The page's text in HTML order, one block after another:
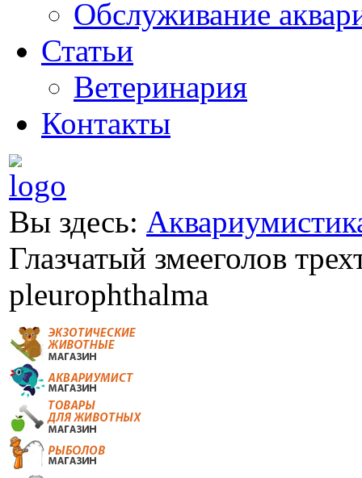
Обслуживание
Статьи
Ветеринария
Контакты
Вы здесь:
Глазчатый змееголов
pleurophthalma